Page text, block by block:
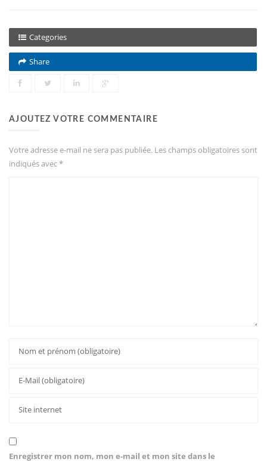
Categories
Share
AJOUTEZ VOTRE COMMENTAIRE
Votre adresse e-mail ne sera pas publiée. Les champs obligatoires sont
indiqués avec*
Enregistrer mon nom, mon e-mail et mon site dans le